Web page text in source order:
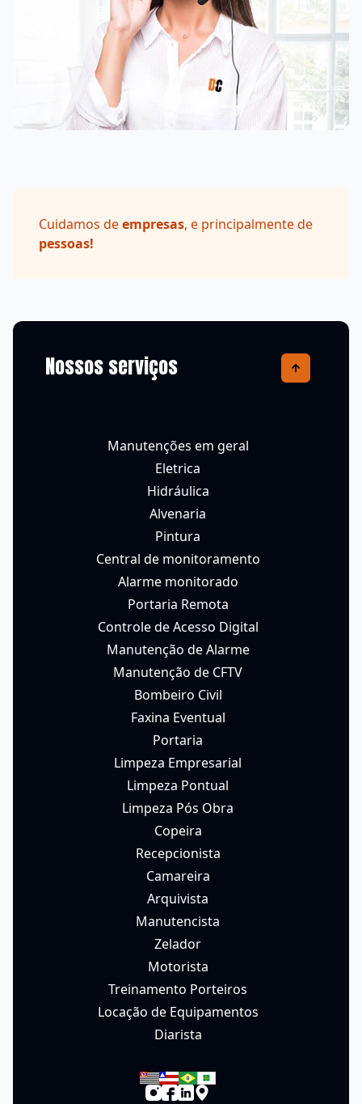
Cuidamos deempresas, e principalmente de
pessoas!
Nossos serviços
Manutenções em geral
Eletrica
Hidráulica
Alvenaria
Pintura
Central de monitoramento
Alarme monitorado
Portaria Remota
Controle de Acesso Digital
Manutenção de Alarme
Manutenção de CFTV
Bombeiro Civil
Faxina Eventual
Portaria
Limpeza Empresarial
Limpeza Pontual
Limpeza Pós Obra
Copeira
Recepcionista
Camareira
Arquivista
Manutencista
Zelador
Motorista
Treinamento Porteiros
Locação de Equipamentos
Diarista